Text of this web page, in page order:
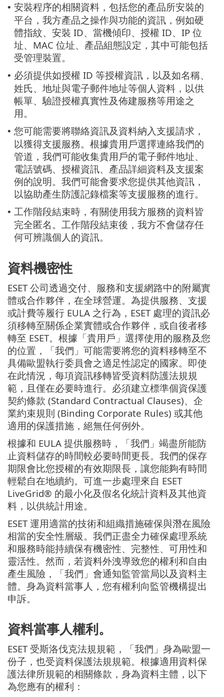
• 安裝程序的相關資料，包括您的產品所安裝的
平台，我方產品之操作與功能的資訊，例如硬
體指紋、安裝 ID、當機傾印、授權 ID、IP 位
址、MAC 位址、產品組態設定，其中可能包括
受管理裝置。
• 必須提供如授權 ID 等授權資訊，以及如名稱、
姓氏、地址與電子郵件地址等個人資料，以供
帳單、驗證授權真實性及佈建服務等用途之
用。
• 您可能需要將聯絡資訊及資料納入支援請求，
以獲得支援服務。根據貴用戶選擇連絡我們的
管道，我們可能收集貴用戶的電子郵件地址、
電話號碼、授權資訊、產品詳細資料及支援案
例的說明。我們可能會要求您提供其他資訊，
以協助產生防護記錄檔案等支援服務的進行。
• 工作階段結束時，有關使用我方服務的資料皆
完全匿名。工作階段結束後，我方不會儲存任
何可辨識個人的資訊。
資料機密性
ESET 公司透過交付、服務和支援網路中的附屬實
體或合作夥伴，在全球營運。為提供服務、支援
或計費等履行 EULA 之行為，ESET 處理的資訊必
須移轉至關係企業實體或合作夥伴，或自後者移
轉至 ESET。根據「貴用戶」選擇使用的服務及您
的位置，「我們」可能需要將您的資料移轉至不
具備歐盟執行委員會之適足性認定的國家。即使
在此情況，每項資訊移轉皆受資料防護法規規
範，且僅在必要時進行。必須建立標準個資保護
契約條款 (Standard Contractual Clauses)、企
業約束規則 (Binding Corporate Rules) 或其他
適用的保護措施，絕無任何例外。
根據和 EULA 提供服務時，「我們」竭盡所能防
止資料儲存的時間較必要時間更長。我們的保存
期限會比您授權的有效期限長，讓您能夠有時間
輕鬆自在地續約。可進一步處理來自 ESET
LiveGrid® 的最小化及假名化統計資料及其他資
料，以供統計用途。
ESET 運用適當的技術和組織措施確保與潛在風險
相當的安全性層級。我們正盡全力確保處理系統
和服務時能持續保有機密性、完整性、可用性和
靈活性。然而，若資料外洩導致您的權利和自由
產生風險，「我們」會通知監管當局以及資料主
體。身為資料當事人，您有權利向監管機構提出
申訴。
資料當事人權利。
ESET 受斯洛伐克法規規範，「我們」身為歐盟一
份子，也受資料保護法規規範。根據適用資料保
護法律所規範的相關條款，身為資料主體，以下
為您應有的權利：